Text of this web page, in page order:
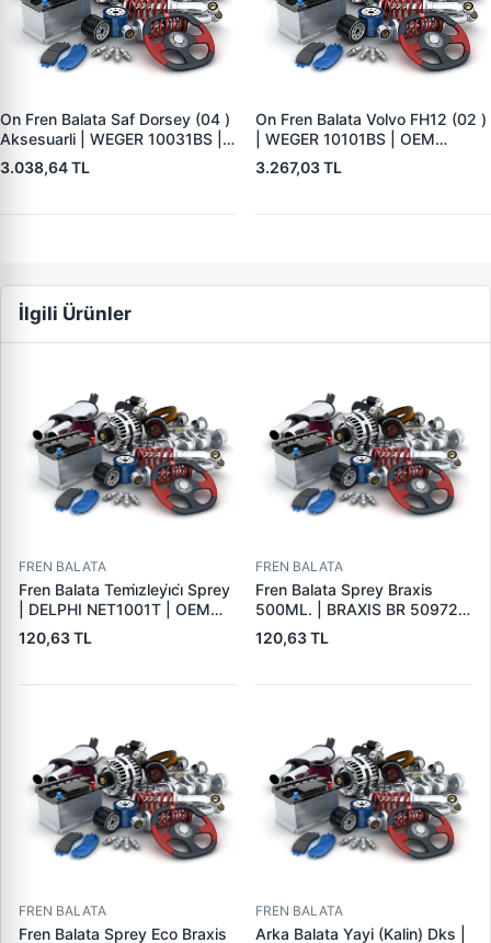
On Fren Balata Saf Dorsey (04 )
Aksesuarli | WEGER 10031BS |
OEM 3057008400
3.038,64 TL
On Fren Balata Volvo FH12 (02 )
| WEGER 10101BS | OEM
1078439
3.267,03 TL
İlgili Ürünler
FREN BALATA
Fren Balata Temi̇zleyi̇ci̇ Sprey
| DELPHI NET1001T | OEM
BALATA SPREYI
120,63 TL
FREN BALATA
Fren Balata Sprey Braxis
500ML. | BRAXIS BR 50972 |
OEM BALATA SPREYI
120,63 TL
FREN BALATA
Fren Balata Sprey Eco Braxis
FREN BALATA
Arka Balata Yayi (Kalin) Dks |